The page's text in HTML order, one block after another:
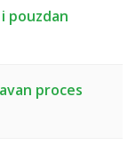
pouzdan
proces